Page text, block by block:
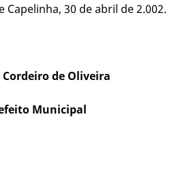
30 de abril de 2.002.
Cordeiro de Oliveira
Municipal